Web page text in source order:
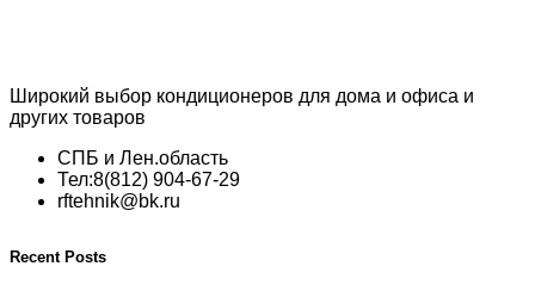
Широкий выбор кондиционеров для дома и офиса и
других товаров
СПБ и Лен.область
Тел:8(812) 904-67-29
rftehnik@bk.ru
Recent Posts